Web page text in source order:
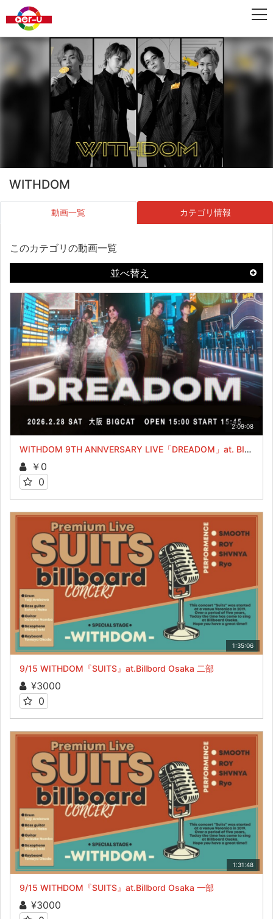
WITHDOM
動画一覧 カテゴリ情報
このカテゴリの動画一覧
並べ替え
2:09:08
WITHDOM 9TH ANNVERSARY LIVE「DREADOM」at. BIG CAT
￥0
0
1:35:06
9/15 WITHDOM『SUITS』at.Billbord Osaka 二部
¥3000
0
1:31:48
9/15 WITHDOM『SUITS』at.Billbord Osaka 一部
¥3000